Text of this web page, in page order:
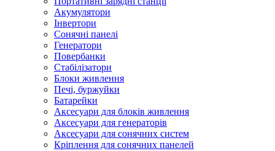
Акумулятори
Інвертори
Сонячні панелі
Генератори
Повербанки
Стабілізатори
Блоки живлення
Печі, буржуйки
Батарейки
Аксесуари для блоків живлення
Аксесуари для генераторів
Аксесуари для сонячних систем
Кріплення для сонячних панелей